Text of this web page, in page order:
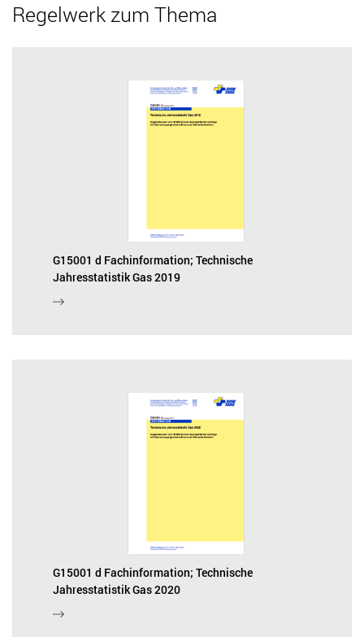
Regelwerk zum Thema
G15001 d Fachinformation; Technische
Jahresstatistik Gas 2019
G15001 d Fachinformation; Technische
Jahresstatistik Gas 2020